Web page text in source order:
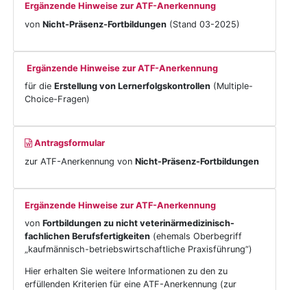
Ergänzende Hinweise zur ATF-Anerkennung
vonNicht-Präsenz-Fortbildungen (Stand 03-2025)
Ergänzende Hinweise zur ATF-Anerkennung
für dieErstellung von Lernerfolgskontrollen (Multiple-
Choice-Fragen)
Antragsformular
zur ATF-Anerkennung vonNicht-Präsenz-Fortbildungen
Ergänzende Hinweise zur ATF-Anerkennung
vonFortbildungen zu nicht veterinärmedizinisch-
fachlichen Berufsfertigkeiten (ehemals Oberbegriff
„kaufmännisch-betriebswirtschaftliche Praxisführung“)
Hier erhalten Sie weitere Informationen zu den zu
erfüllenden Kriterien für eine ATF-Anerkennung (zur